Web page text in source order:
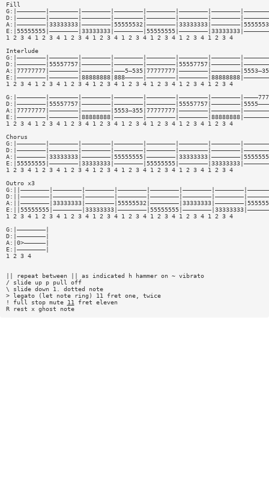
Fill
1 2 3 4 1 2 3 4 1 2 3 4 1 2 3 4 1 2 3 4 1 2 3 4 1 2 3 4 1 2 3 4
Interlude
1 2 3 4 1 2 3 4 1 2 3 4 1 2 3 4 1 2 3 4 1 2 3 4 1 2 3 4 1 2 3 4
1 2 3 4 1 2 3 4 1 2 3 4 1 2 3 4 1 2 3 4 1 2 3 4 1 2 3 4 1 2 3 4
Chorus
1 2 3 4 1 2 3 4 1 2 3 4 1 2 3 4 1 2 3 4 1 2 3 4 1 2 3 4 1 2 3 4
Outro x3
1 2 3 4 1 2 3 4 1 2 3 4 1 2 3 4 1 2 3 4 1 2 3 4 1 2 3 4 1 2 3 4
G:|————————|
D:|————————|
A:|0>——————|
E:|————————|
1 2 3 4
|| repeat between || as indicated h hammer on ~ vibrato
/ slide up p pull off
\ slide down 1. dotted note
> legato (let note ring) 11 fret one, twice
! full stop mute
11
fret eleven
R rest x ghost note